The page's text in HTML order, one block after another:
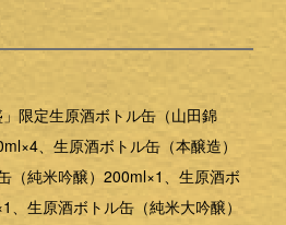
」限定生原酒ボトル缶（山田錦
、生原酒ボトル缶（本醸造）
（純米吟醸）200ml×1、生原酒ボ
、生原酒ボトル缶（純米大吟醸）